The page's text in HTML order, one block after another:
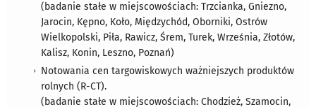
​(badanie stałe w miejscowościach: Trzcianka, Gniezno,
Jarocin, Kępno, Koło, Międzychód, Oborniki, Ostrów
Wielkopolski, Piła, Rawicz, Śrem, Turek, Września, Złotów,
Kalisz, Konin, Leszno, Poznań)
Notowania cen targowiskowych ważniejszych produktów
rolnych (R-CT).
​​(badanie stałe w miejscowościach: Chodzież, Szamocin,